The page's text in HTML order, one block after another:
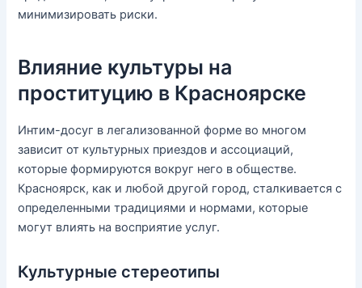
минимизировать риски.
Влияние культуры на
проституцию в Красноярске
Интим-досуг в легализованной форме во многом
зависит от культурных приездов и ассоциаций,
которые формируются вокруг него в обществе.
Красноярск, как и любой другой город, сталкивается с
определенными традициями и нормами, которые
могут влиять на восприятие услуг.
Культурные стереотипы